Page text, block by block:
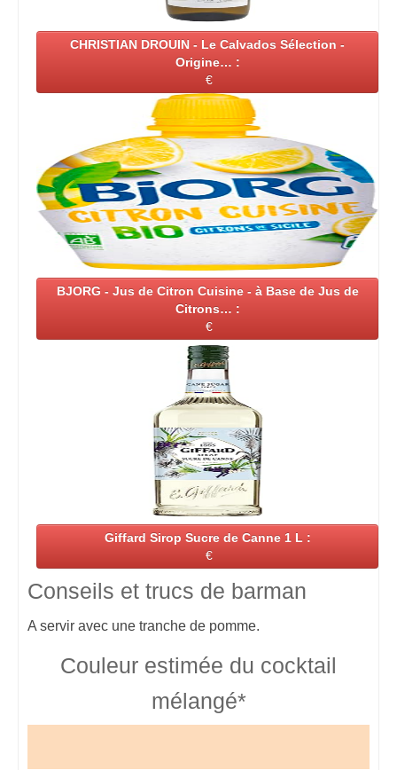
CHRISTIAN DROUIN - Le Calvados Sélection -
Origine… :
€
BJORG - Jus de Citron Cuisine - à Base de Jus de
Citrons… :
€
Giffard Sirop Sucre de Canne 1 L :
€
Conseils et trucs de barman
A servir avec une tranche de pomme.
Couleur estimée du cocktail
mélangé*